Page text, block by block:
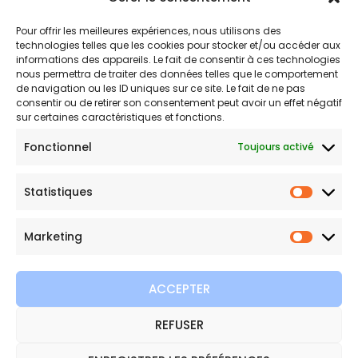
Pour offrir les meilleures expériences, nous utilisons des
technologies telles que les cookies pour stocker et/ou accéder aux
informations des appareils. Le fait de consentir à ces technologies
nous permettra de traiter des données telles que le comportement
de navigation ou les ID uniques sur ce site. Le fait de ne pas
consentir ou de retirer son consentement peut avoir un effet négatif
sur certaines caractéristiques et fonctions.
Fonctionnel Toujours activé
Statistiques
Marketing
ACCEPTER
REFUSER
Conditions générales de vente et d’utilisation
Bijouterie en ligne
beautés scintillantes. Une question sur nos bijoux ou une